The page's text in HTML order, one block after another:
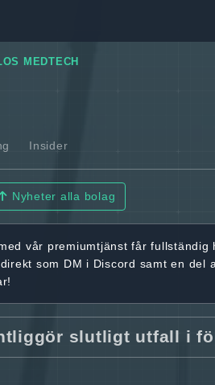
MEDTECH
Insider
Nyheter alla bolag
vår premiumtjänst fårfullständig
direkt som DM i Discord samt en del
slutligt utfall i